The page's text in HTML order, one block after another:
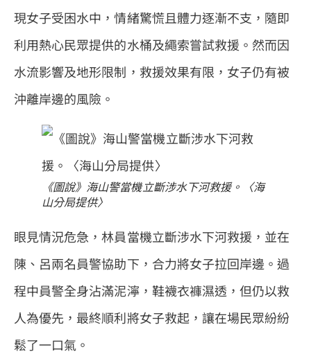
現女子受困水中，情緒驚慌且體力逐漸不支，隨即
利用熱心民眾提供的水桶及繩索嘗試救援。然而因
水流影響及地形限制，救援效果有限，女子仍有被
沖離岸邊的風險。
《圖說》海山警當機立斷涉水下河救援。〈海
山分局提供〉
眼見情況危急，林員當機立斷涉水下河救援，並在
陳、呂兩名員警協助下，合力將女子拉回岸邊。過
程中員警全身沾滿泥濘，鞋襪衣褲濕透，但仍以救
人為優先，最終順利將女子救起，讓在場民眾紛紛
鬆了一口氣。